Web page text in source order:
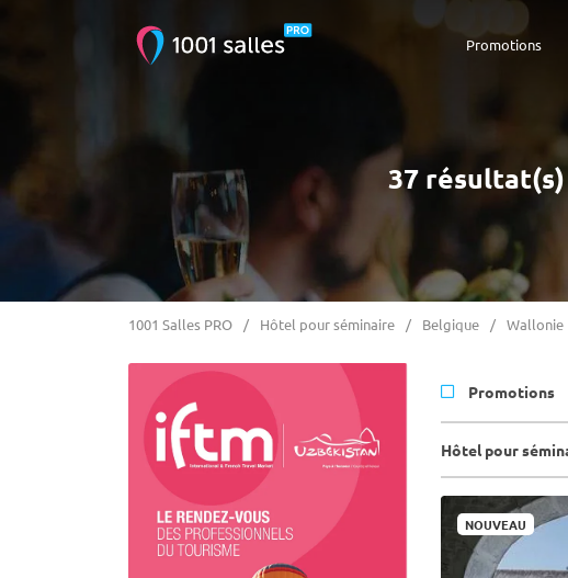
Promotions
37
1001 Salles PRO Hôtel pour séminaire Belgique Wallonie
Promotions
Hôtel pour
NOUVEAU